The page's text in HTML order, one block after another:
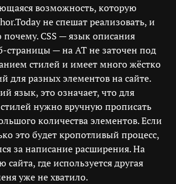
возможность, которую
не спешат реализовать, и
CSS — язык описания
страницы — на АТ не заточен под
стилей и имеет много жёстко
для разных элементов на сайте.
язык, это означает, что для
нужно вручную прописать
количества элементов. Если
это будет кропотливый процесс,
за написание расширения. На
где используется другая
уже не хватило.